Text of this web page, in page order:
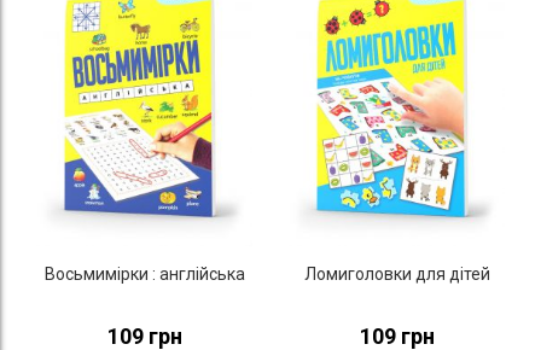
Восьмимірки : англійська
109 грн
Ломиголовки для дітей
109 грн